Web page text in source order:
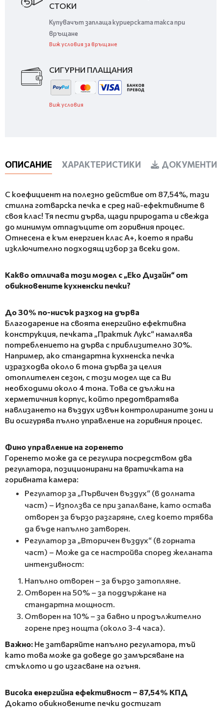
СТОКИ
Купувачът заплаща куриерската такса при
връщане
Виж условия за връщане
СИГУРНИ ПЛАЩАНИЯ
Виж условия
ОПИСАНИЕ ХАРАКТЕРИСТИКИ ДОКУМЕНТИ
С коефициент на полезно действие от 87,54%, тази
стилна готварска печка е сред най-ефективните в
своя клас! Тя пести дърва, щади природата и свежда
до минимум отпадъците от горивния процес.
Отнесена е към енергиен клас A+, което я прави
изключително подходящ избор за всеки дом.
Какво отличава този модел с „Еко Дизайн“ от
обикновените кухненски печки?
До 30% по-нисък разход на дърва
Благодарение на своята енергийно ефективна
конструкция, печката „Практик Лукс“ намалява
потреблението на дърва с приблизително 30%.
Например, ако стандартна кухненска печка
изразходва около 6 тона дърва за целия
отоплителен сезон, с този модел ще са Ви
необходими около 4 тона. Това се дължи на
херметичния корпус, който предотвратява
навлизането на въздух извън контролираните зони и
Ви осигурява пълно управление на горивния процес.
Фино управление на горенето
Горенето може да се регулира посредством два
регулатора, позиционирани на вратичката на
горивната камера:
Регулатор за „Първичен въздух“ (в долната
част) – Използва се при запалване, като остава
отворен за бързо разгаряне, след което трябва
да бъде напълно затворен.
Регулатор за „Вторичен въздух“ (в горната
част) – Може да се настройва според желаната
интензивност:
Напълно отворен – за бързо затопляне.
Отворен на 50% – за поддържане на
стандартна мощност.
Отворен на 10% – за бавно и продължително
горене през нощта (около 3-4 часа).
Важно: Не затваряйте напълно регулатора, тъй
като това може да доведе до замърсяване на
стъклото и до изгасване на огъня.
Висока енергийна ефективност – 87,54% КПД
Докато обикновените печки достигат